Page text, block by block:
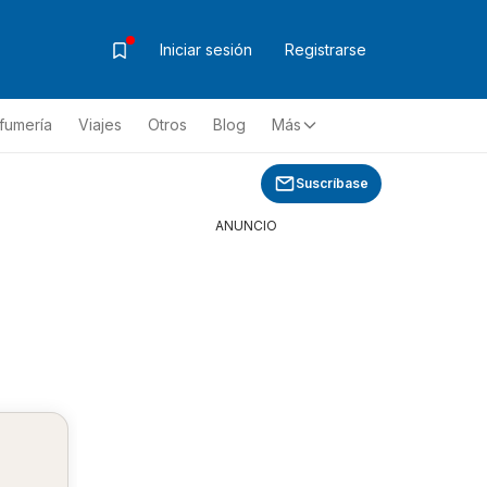
Iniciar sesión Registrarse
Viajes Otros Blog Más
Suscríbase
ANUNCIO